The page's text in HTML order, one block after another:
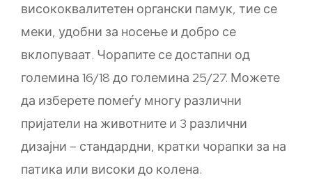
висококвалитетен органски памук, тие се
меки, удобни за носење и добро се
вклопуваат. Чорапите се достапни од
големина 16/18 до големина 25/27. Можете
да изберете помеѓу многу различни
пријатели на животните и 3 различни
дизајни – стандардни, кратки чорапки за на
патика или високи до колена.